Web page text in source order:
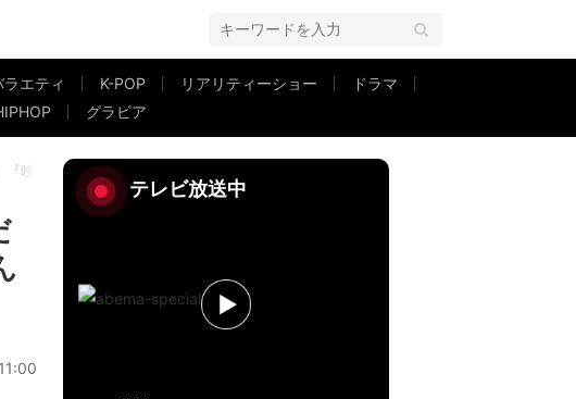
ラエティ K-POP リアリティーショー
ドラマ
グラビア
映画かいけつゾロリ ラララ♪スターたんじょう』インタビュー
テレビ放送中